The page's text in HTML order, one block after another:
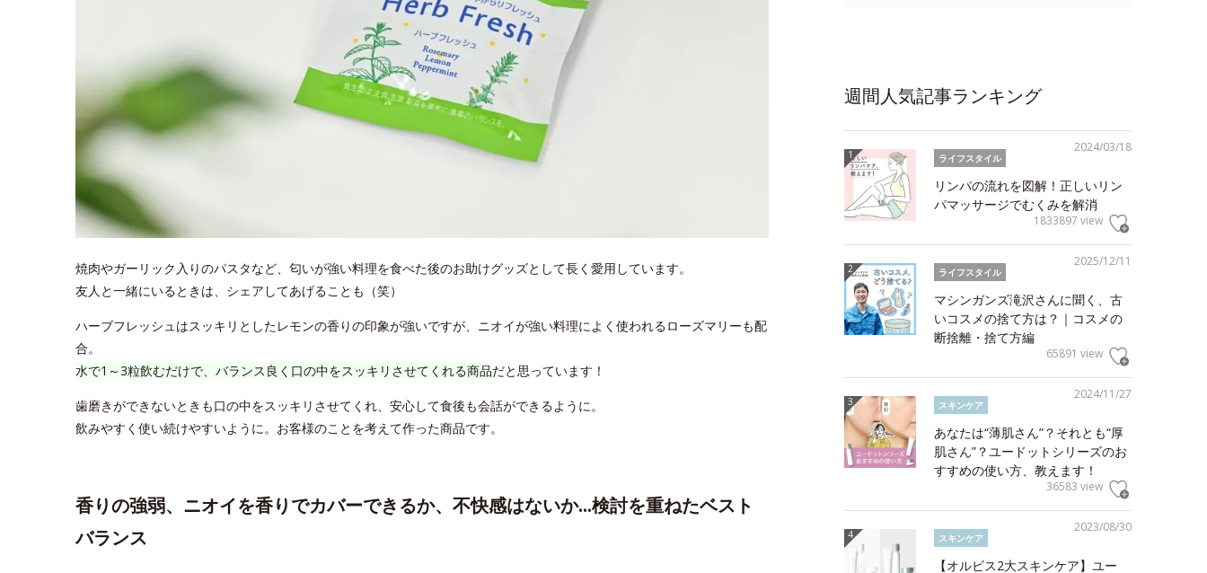
焼肉やガーリック入りのパスタなど、匂いが強い料理を食べた後のお助けグッズとして長く愛用しています。
友人と一緒にいるときは、シェアしてあげることも（笑）
ハーブフレッシュはスッキリとしたレモンの香りの印象が強いですが、ニオイが強い料理によく使われるローズマリーも配
合。
水で1～3粒飲むだけで、バランス良く口の中をスッキリさせてくれる商品だと思っています！
歯磨きができないときも口の中をスッキリさせてくれ、安心して食後も会話ができるように。
飲みやすく使い続けやすいように。お客様のことを考えて作った商品です。
香りの強弱、ニオイを香りでカバーできるか、不快感はないか…検討を重ねたベスト
バランス
週間人気記事ランキング
2024/03/18
ライフスタイル
リンパの流れを図解！正しいリン
パマッサージでむくみを解消
1833897 view
2025/12/11
ライフスタイル
マシンガンズ滝沢さんに聞く、古
いコスメの捨て方は？｜コスメの
断捨離・捨て方編
65891 view
2024/11/27
スキンケア
あなたは“薄肌さん”？それとも“厚
肌さん”？ユードットシリーズのお
すすめの使い方、教えます！
36583 view
2023/08/30
スキンケア
【オルビス2大スキンケア】ユー